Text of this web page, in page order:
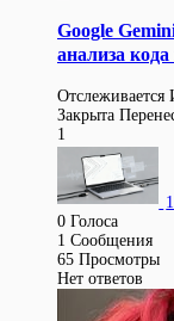
Google
анализа
Отслеживается
Закрыта
1
1
0 Голоса
1 Сообщения
65 Просмотры
Нет ответов